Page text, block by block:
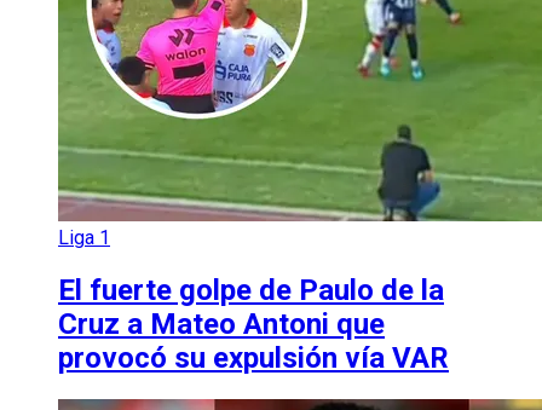
Liga 1
El fuerte golpe de Paulo de la
Cruz a Mateo Antoni que
provocó su expulsión vía VAR